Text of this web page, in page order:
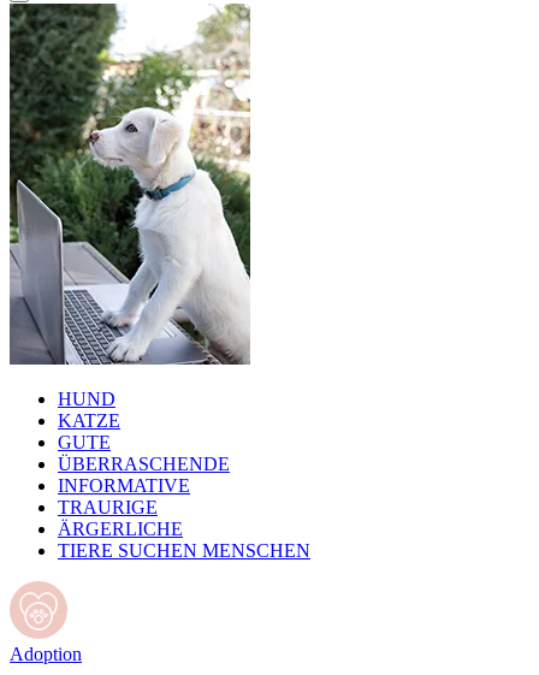
HUND
KATZE
GUTE
ÜBERRASCHENDE
INFORMATIVE
TRAURIGE
ÄRGERLICHE
TIERE SUCHEN MENSCHEN
Adoption